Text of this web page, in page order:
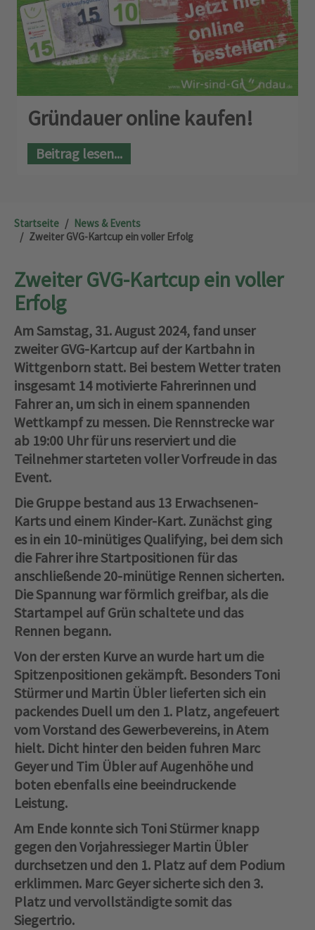
Gründauer online kaufen!
Beitrag lesen...
Startseite
News & Events
Zweiter GVG-Kartcup ein voller Erfolg
Zweiter GVG-Kartcup ein voller
Erfolg
Am Samstag, 31. August 2024, fand unser
zweiter GVG-Kartcup auf der Kartbahn in
Wittgenborn statt. Bei bestem Wetter traten
insgesamt 14 motivierte Fahrerinnen und
Fahrer an, um sich in einem spannenden
Wettkampf zu messen. Die Rennstrecke war
ab 19:00 Uhr für uns reserviert und die
Teilnehmer starteten voller Vorfreude in das
Event.
Die Gruppe bestand aus 13 Erwachsenen-
Karts und einem Kinder-Kart. Zunächst ging
es in ein 10-minütiges Qualifying, bei dem sich
die Fahrer ihre Startpositionen für das
anschließende 20-minütige Rennen sicherten.
Die Spannung war förmlich greifbar, als die
Startampel auf Grün schaltete und das
Rennen begann.
Von der ersten Kurve an wurde hart um die
Spitzenpositionen gekämpft. Besonders Toni
Stürmer und Martin Übler lieferten sich ein
packendes Duell um den 1. Platz, angefeuert
vom Vorstand des Gewerbevereins, in Atem
hielt. Dicht hinter den beiden fuhren Marc
Geyer und Tim Übler auf Augenhöhe und
boten ebenfalls eine beeindruckende
Leistung.
Am Ende konnte sich Toni Stürmer knapp
gegen den Vorjahressieger Martin Übler
durchsetzen und den 1. Platz auf dem Podium
erklimmen. Marc Geyer sicherte sich den 3.
Platz und vervollständigte somit das
Siegertrio.